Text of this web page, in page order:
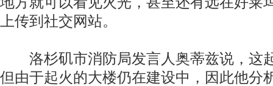
上传到社交网站。
洛杉矶市消防局发言人奥蒂兹说，这
但由于起火的大楼仍在建设中，因此他分